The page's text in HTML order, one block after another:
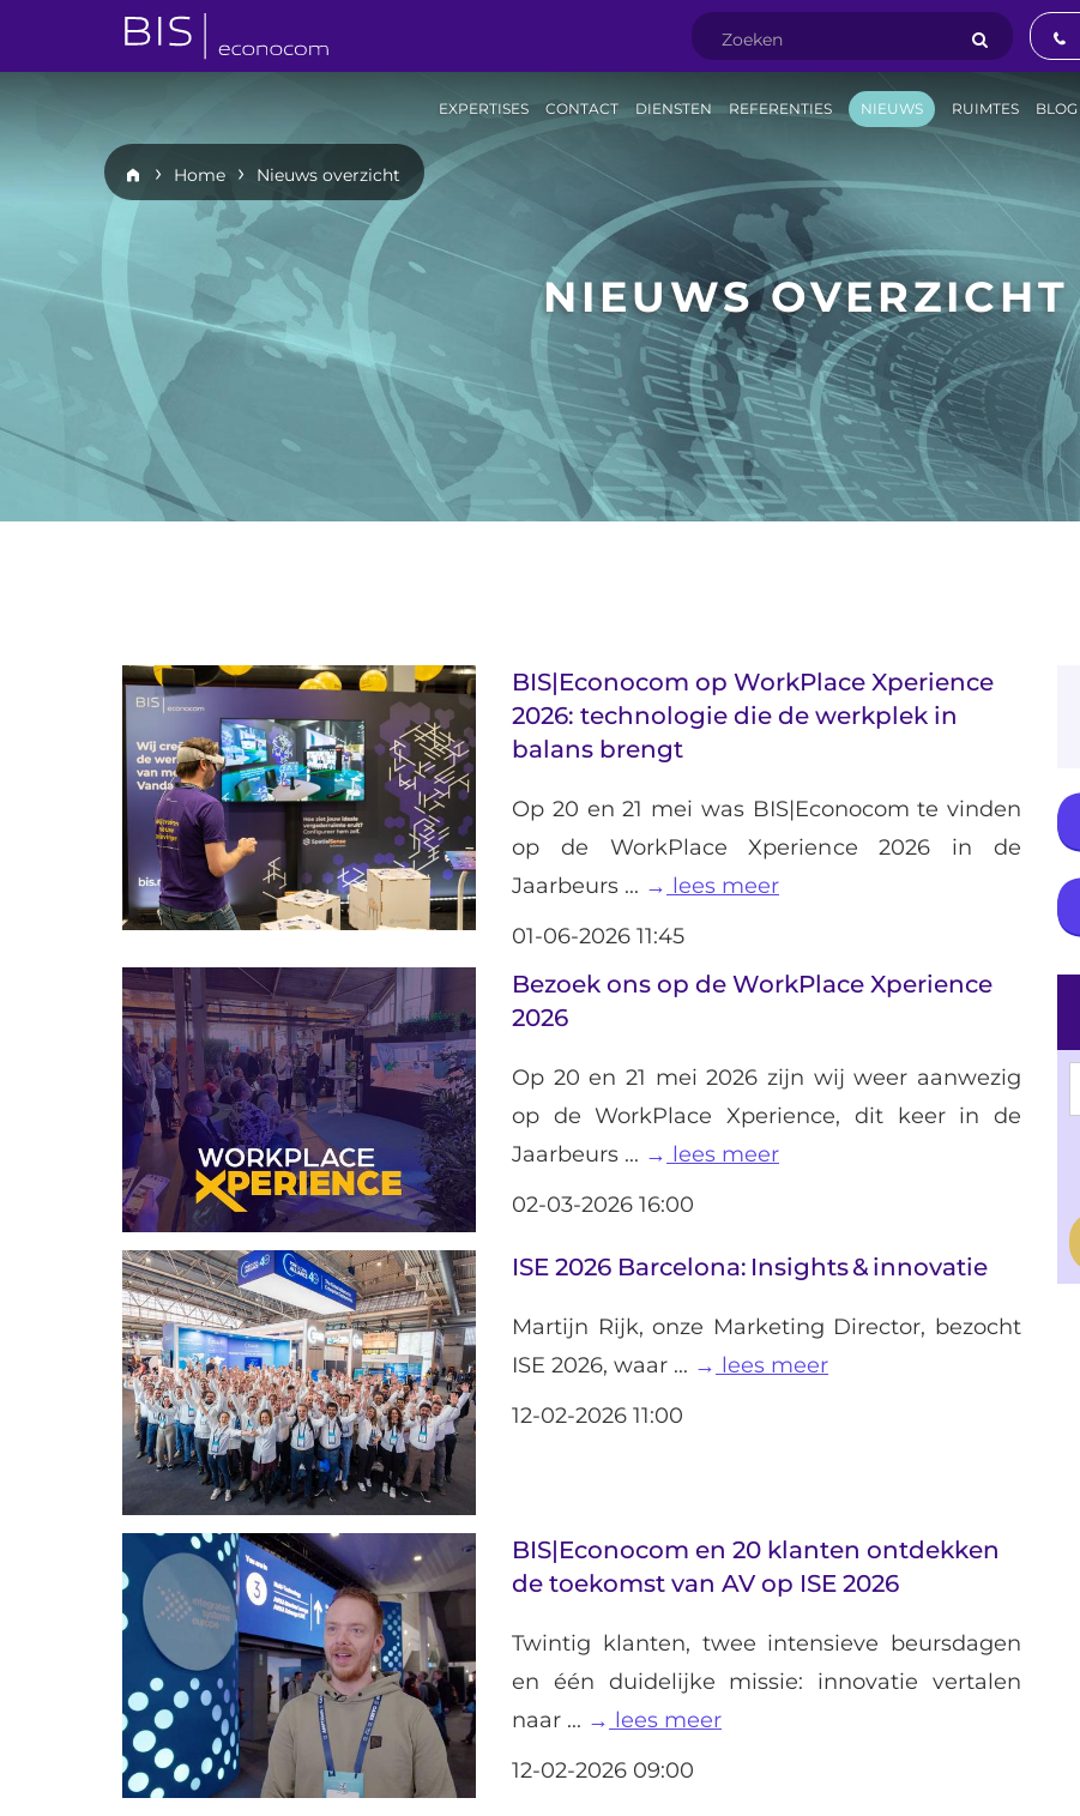
EXPERTISES CONTACT DIENSTEN REFERENTIES NIEUWS RUIMTES BLOG
Home Nieuws overzicht
NIEUWS OVERZICHT
BIS|Econocom op WorkPlace Xperience
2026: technologie die de werkplek in
balans brengt
Op 20 en 21 mei was BIS|Econocom te vinden
op de WorkPlace Xperience 2026 in de
Jaarbeurs ...
lees meer
01-06-2026 11:45
Bezoek ons op de WorkPlace Xperience
2026
Op 20 en 21 mei 2026 zijn wij weer aanwezig
op de WorkPlace Xperience, dit keer in de
Jaarbeurs ...
lees meer
02-03-2026 16:00
ISE 2026 Barcelona: Insights & innovatie
Martijn Rijk, onze Marketing Director, bezocht
ISE 2026, waar ...
lees meer
12-02-2026 11:00
BIS|Econocom en 20 klanten ontdekken
de toekomst van AV op ISE 2026
Twintig klanten, twee intensieve beursdagen
en één duidelijke missie: innovatie vertalen
naar ...
lees meer
12-02-2026 09:00